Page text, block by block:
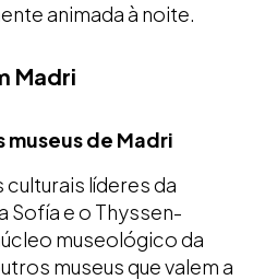
animada à noite.
Madri
de Madri
culturais líderes da
Sofía e o Thyssen-
museológico da
museus que valem a